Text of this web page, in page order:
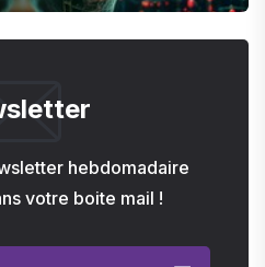
hebdomadaire
votre boite mail !